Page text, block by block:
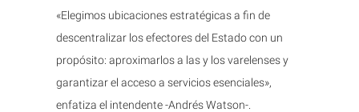
«Elegimos ubicaciones estratégicas a fin de
descentralizar los efectores del Estado con un
propósito: aproximarlos a las y los varelenses y
garantizar el acceso a servicios esenciales»,
enfatiza el intendente -Andrés Watson-.